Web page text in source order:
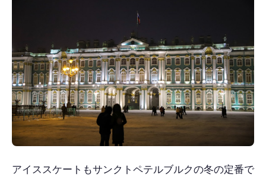
アイススケートもサンクトペテルブルクの冬の定番で